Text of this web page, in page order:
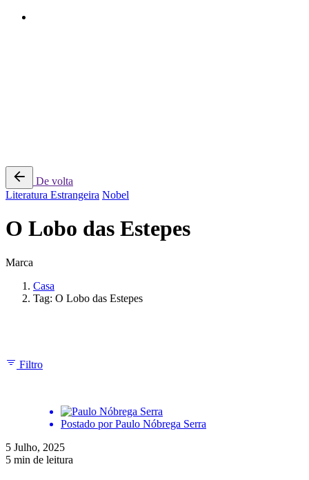
De volta
Literatura Estrangeira Nobel
O Lobo das Estepes
Marca
Casa
Tag: O Lobo das Estepes
Filtro
Postado por Paulo Nóbrega Serra
5 Julho, 2025
5 min de leitura